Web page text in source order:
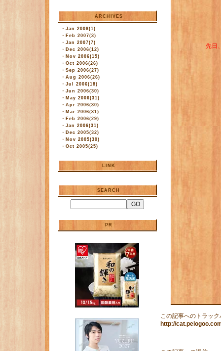
ARCHIVES
・ Jan 2008(1)
・ Feb 2007(3)
・ Jan 2007(7)
・ Dec 2006(12)
・ Nov 2006(15)
・ Oct 2006(26)
・ Sep 2006(27)
・ Aug 2006(26)
・ Jul 2006(18)
・ Jun 2006(30)
・ May 2006(31)
・ Apr 2006(30)
・ Mar 2006(31)
・ Feb 2006(29)
・ Jan 2006(31)
・ Dec 2005(32)
・ Nov 2005(30)
・ Oct 2005(25)
LINK
SEARCH
PR
先日
この記事へのトラッ
http://